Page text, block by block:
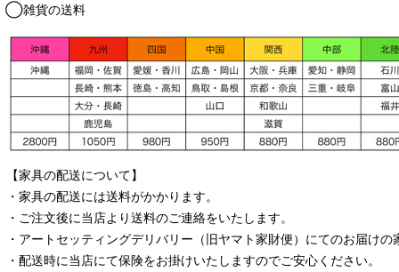
◯雑貨の送料
【家具の配送について】
・家具の配送には送料がかかります。
・ご注文後に当店より送料のご連絡をいたします。
・ アートセッティングデリバリー （旧ヤマト家財便） にてのお届けの
・配送時に当店にて保険をお掛けいたしますのでご安心ください。